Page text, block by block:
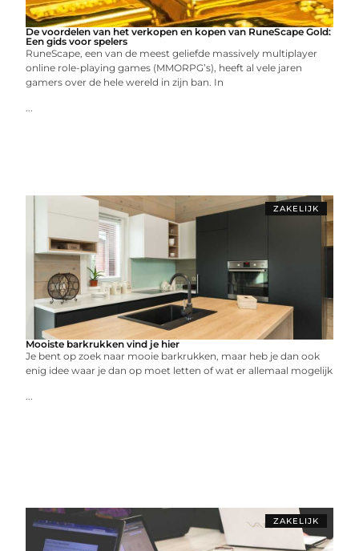
De voordelen van het verkopen en kopen van RuneScape Gold:
Een gids voor spelers
RuneScape, een van de meest geliefde massively multiplayer
online role-playing games (MMORPG’s), heeft al vele jaren
gamers over de hele wereld in zijn ban. In
...
ZAKELIJK
Mooiste barkrukken vind je hier
Je bent op zoek naar mooie barkrukken, maar heb je dan ook
enig idee waar je dan op moet letten of wat er allemaal mogelijk
...
ZAKELIJK